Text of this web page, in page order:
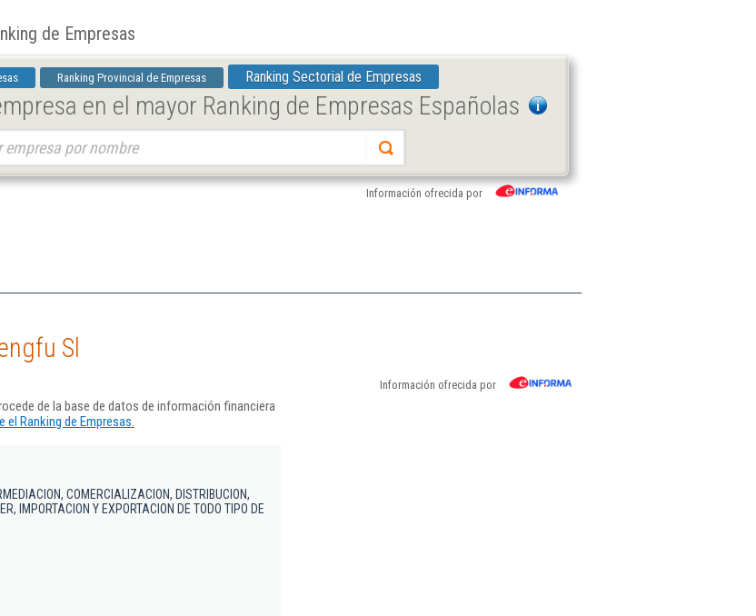
de Empresas
Ranking Provincial de Empresas Ranking Sectorial de Empresas
en el mayor Ranking de Empresas Españolas
Información ofrecida por
Sl
Información ofrecida por
de la base de datos de información financiera
Ranking de Empresas.
COMERCIALIZACION, DISTRIBUCION,
IMPORTACION Y EXPORTACION DE TODO TIPO DE